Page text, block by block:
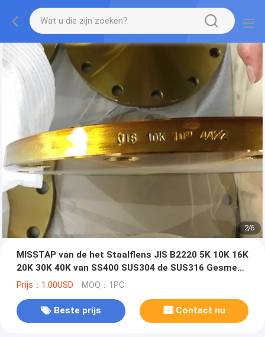
2/6
MISSTAP van de het Staalflens JIS B2220 5K 10K 16K
20K 30K 40K van SS400 SUS304 de SUS316 Gesmede
OP BLINDEN
Prijs：1.00USD MOQ：1PC
Beste prijs Contact nu